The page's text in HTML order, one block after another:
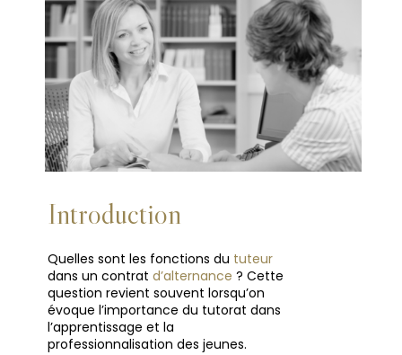
Introduction
Quelles sont les fonctions du tuteur
dans un contratd’alternance ? Cette
question revient souvent lorsqu’on
évoque l’importance du tutorat dans
l’apprentissage et la
professionnalisation des jeunes.